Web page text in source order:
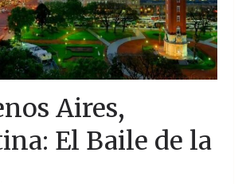
Aires,
El Baile de la